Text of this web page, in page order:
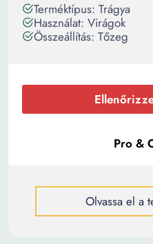
Terméktípus: Trágya
Használat: Virágok
Összeállítás: Tőzeg
Olvassa el a